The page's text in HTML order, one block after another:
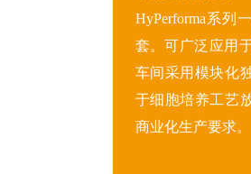
HyPerforma系列
套。可广泛应用
车间采用模块化
于细胞培养工艺
商业化生产要求。